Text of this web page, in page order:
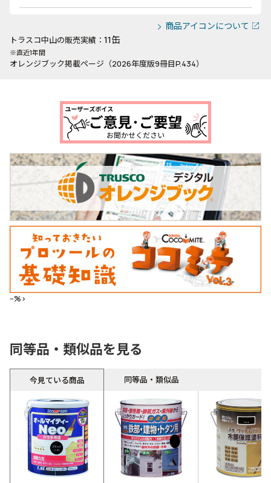
商品アイコンについて
トラスコ中山の販売実績： 11缶
※直近1年間
オレンジブック掲載ページ（2026年度版9冊目P.434）
--%>
同等品・類似品を見る
今見ている商品 同等品・類似品